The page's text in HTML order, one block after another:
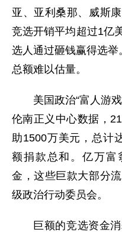
亚、亚利桑那、威斯
竞选开销平均超过1亿
选人通过砸钱赢得选举
总额难以估量。
美国政治“富人游
伦南正义中心数据，
助1500万美元，总计
额捐款总和。亿万富
金，这些巨款大部分
级政治行动委员会。
巨额的竞选资金